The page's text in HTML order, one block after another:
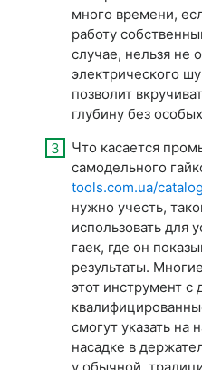
много времени,
работу
случае, нельзя не
электрического
позволит
глубину без
Что касается
самодельного
tools.com.ua/
нужно учесть,
использовать для
гаек, где он
результаты.
этот инструмент
смогут указать на
насадке в